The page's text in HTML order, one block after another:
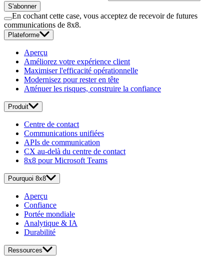
S'abonner
En cochant cette case, vous acceptez de recevoir de futures
communications de 8x8.
Plateforme
Aperçu
Améliorez votre expérience client
Maximiser l'efficacité opérationnelle
Modernisez pour rester en tête
Atténuer les risques, construire la confiance
Produit
Centre de contact
Communications unifiées
APIs de communication
CX au-delà du centre de contact
8x8 pour Microsoft Teams
Pourquoi 8x8
Aperçu
Confiance
Portée mondiale
Analytique & IA
Durabilité
Ressources